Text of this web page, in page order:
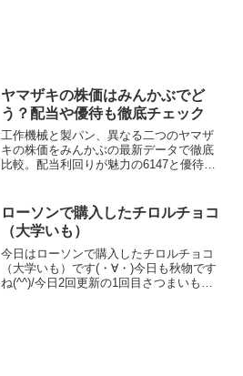
ヤマザキの株価はみんかぶでど
う？配当や優待も徹底チェック
工作機械と製パン、異なる二つのヤマザ
キの株価をみんかぶの最新データで徹底
比較。配当利回りが魅力の6147と優待が
掲示板の口コミを参考に、それぞれの買
い時や将来性を詳しく確認しましょう。
ローソンで購入したチロルチョコ
（大学いも）
今日はローソンで購入したチロルチョコ
（大学いも）です(・∀・)今日も秋物です
ね(^^)/今日2回更新の1回目さつまいも色